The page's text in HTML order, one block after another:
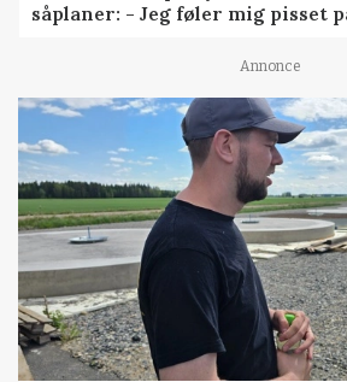
såplaner: - Jeg føler mig pisset
Annonce